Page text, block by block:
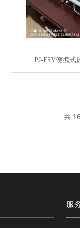
PJ-FSY便携式
共
服